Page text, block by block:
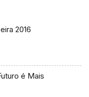
2016
é Mais